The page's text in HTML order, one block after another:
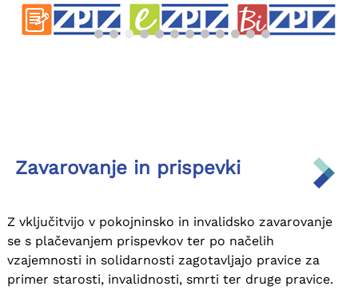
Zavarovanje in prispevki
Z vključitvijo v pokojninsko in invalidsko zavarovanje
se s plačevanjem prispevkov ter po načelih
vzajemnosti in solidarnosti zagotavljajo pravice za
primer starosti, invalidnosti, smrti ter druge pravice.